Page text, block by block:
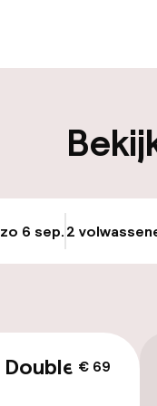
op eigen
6 sep.2
€ 69